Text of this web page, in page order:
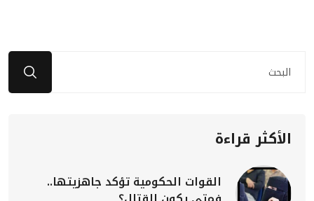
الأكثر قراءة
القوات الحكومية تؤكد جاهزيتها..